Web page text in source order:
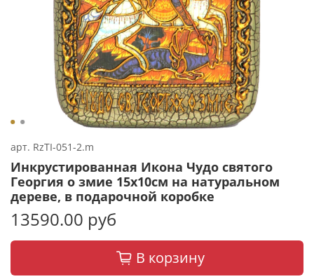
арт. RzTI-051-2.m
Инкрустированная Икона Чудо святого
Георгия о змие 15х10см на натуральном
дереве, в подарочной коробке
13590.00 руб
В корзину